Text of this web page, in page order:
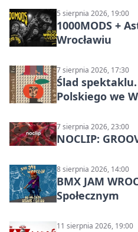
5 sierpnia 2026, 19:00
1000MODS +
Wrocławiu
7 sierpnia 2026, 17:30
Ślad
Polskiego we
7 sierpnia 2026, 23:00
NOCLIP:
8 sierpnia 2026, 14:00
BMX JAM
Społecznym
11 sierpnia 2026, 19:00